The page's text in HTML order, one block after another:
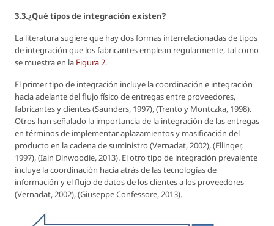
3.3.¿Qué tipos de integración existen?
La literatura sugiere que hay dos formas interrelacionadas de tipos
de integración que los fabricantes emplean regularmente, tal como
se muestra en la Figura 2.
El primer tipo de integración incluye la coordinación e integración
hacia adelante del flujo físico de entregas entre proveedores,
fabricantes y clientes (Saunders, 1997), (Trento y Montczka, 1998).
Otros han señalado la importancia de la integración de las entregas
en términos de implementar aplazamientos y masificación del
producto en la cadena de suministro (Vernadat, 2002), (Ellinger,
1997), (Iain Dinwoodie, 2013). El otro tipo de integración prevalente
incluye la coordinación hacia atrás de las tecnologías de
información y el flujo de datos de los clientes a los proveedores
(Vernadat, 2002), (Giuseppe Confessore, 2013).